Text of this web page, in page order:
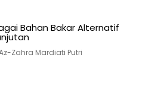
Bahan Bakar Alternatif
Zahra Mardiati Putri